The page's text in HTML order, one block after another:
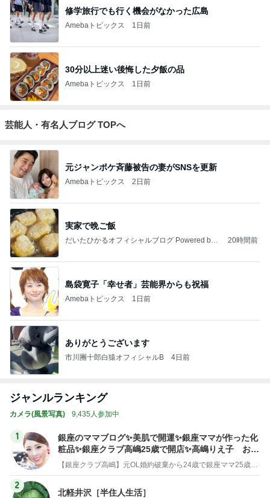
修学旅行でも行く機会がなかった広島
Amebaトピックス 1日前
30分以上迷い後悔した夕飯の品
Amebaトピックス 1日前
芸能人・有名人ブログ TOPへ
元ジャンポケ斉藤被告の妻がSNSを更新
Amebaトピックス 2日前
実家で晩ご飯
だいたひかるオフィシャルブログ Powered by
20時間前
島袋寛子「幸せ者」芸能界からも祝福
Amebaトピックス 1日前
ありがとうございます
市川團十郎白猿オフィシャルB 4日前
ジャンルランキング
カメラ(風景写真) 9,435人参加中
1
銀座のママブログ✨美肌で開運✨銀座ママが作った化
粧品✨銀座クラブ高嶋25歳で開店✨高嶋りえ子 お着
物でエルメス バーキン コーデ
【銀座クラブ高嶋】元OL婚約破棄から24歳で銀座ママ25歳でオーナーママ銀座 美肌で開運♡パワースポット巡り高嶋りえ子ブログ
2
北軽井沢［半住人生活］